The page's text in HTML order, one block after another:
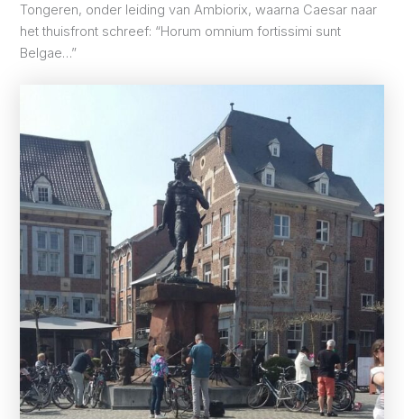
Tongeren, onder leiding van Ambiorix, waarna Caesar naar
het thuisfront schreef: “Horum omnium fortissimi sunt
Belgae…”